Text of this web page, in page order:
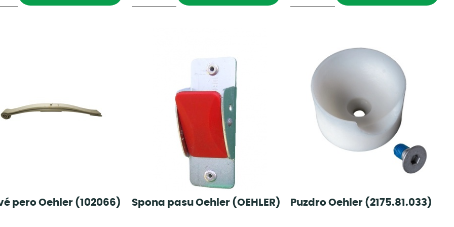
pero Oehler (102066) Spona pasu Oehler (OEHLER) Puzdro Oehler (2175.81.033)